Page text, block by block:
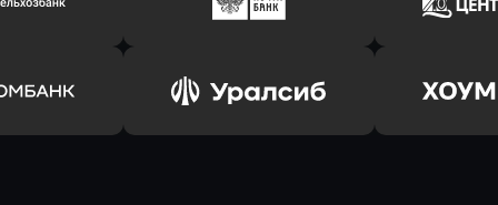
в Банк Оранжевый
в
заявку
Оправить заявку
в Почта Банк
в